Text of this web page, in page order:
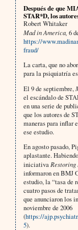
Después de que
STAR*D, los
Robert Whitaker
Mad in America, 6
https://
fraud/
La carta, que no
para la psiquiatría
El 9 de septiembre,
el escándalo de
en una serie de
que los autores de
maneras para inflar
ese estudio.
En agosto pasado,
aplastante.
iniciativa Restoring
informaron en BMJ
estudio, la “tasa de
cuatro pasos de
que anunciaron los
noviembre de 2006
(https://
5).